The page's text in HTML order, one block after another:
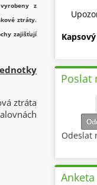
z
ztráty.
zajišťují
ztráta
Poslat
Odeslat
Anketa